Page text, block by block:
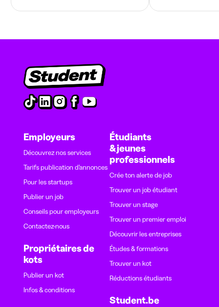
Employeurs
Découvrez nos services
Tarifs publication d’annonces
Pour les startups
Publier un job
Conseils pour employeurs
Contactez-nous
Propriétaires de
kots
Publier un kot
Infos & conditions
Étudiants
& jeunes
professionnels
Crée ton alerte de job
Trouver un job étudiant
Trouver un stage
Trouver un premier emploi
Découvrir les entreprises
Études & formations
Trouver un kot
Réductions étudiants
Student.be